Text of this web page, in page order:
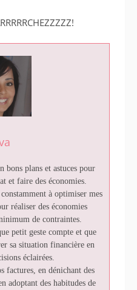
bons plans et astuces pour
et faire des économies.
à optimiser mes
réaliser des économies
de contraintes.
petit geste compte et que
sa situation financière en
éclairées.
factures, en dénichant des
adoptant des habitudes de